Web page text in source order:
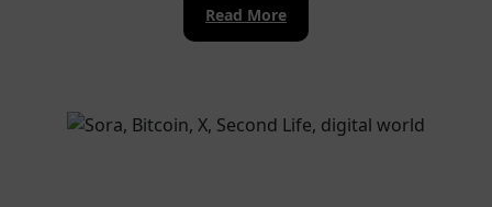
Read MoreRead
More